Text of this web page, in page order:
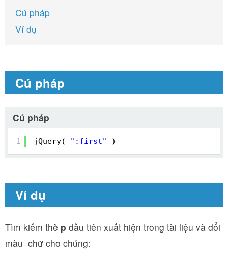
Cú pháp
Ví dụ
Cú pháp
Cú pháp
1 jQuery( ":first" )
Ví dụ
Tìm kiếm thẻ p đầu tiên xuất hiện trong tài liệu và đổi
màu chữ cho chúng: